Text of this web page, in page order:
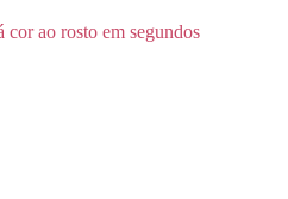
cor ao rosto em segundos